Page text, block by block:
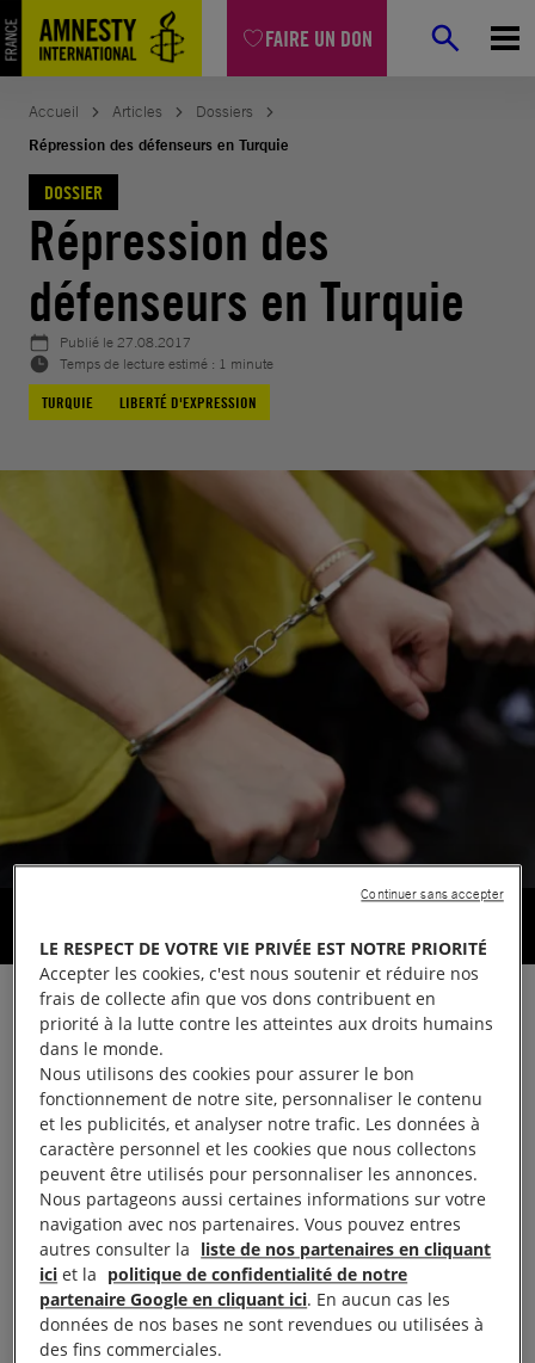
FAIRE UN DON
Aller
au
contenu
Accueil Articles
Dossiers
Répression des défenseurs en Turquie
DOSSIER
Répression des
défenseurs en Turquie
Publié le27.08.2017
Temps de lecture estimé : 1 minute
TURQUIE
LIBERTÉ D'EXPRESSION
Action d'Amnesty International France devant l'ambassade de Turquie en
© Christophe Meier
En moins d’un mois, deux dirigeants
d’Amnesty Turquie ont été touchés par
la terrible répression qui s’abat contre
la société civile en Turquie.
Après l’arrestation du président d’Amnesty Turquie,
c’est au tour de la dirigeante d’Amnesty Turquie
mais aussi de 9 autres défenseurs des droits
humains de subir la terrible répression en Turquie.
Ces attaques à l’encontre des défenseurs des droits
LE RESPECT DE VOTRE VIE PRIVÉE EST NOTRE PRIORITÉ
Accepter les cookies, c'est nous soutenir et réduire nos
frais de collecte afin que vos dons contribuent en
priorité à la lutte contre les atteintes aux droits humains
dans le monde.
Nous utilisons des cookies pour assurer le bon
fonctionnement de notre site, personnaliser le contenu
et les publicités, et analyser notre trafic. Les données à
caractère personnel et les cookies que nous collectons
peuvent être utilisés pour personnaliser les annonces.
Nous partageons aussi certaines informations sur votre
navigation avec nos partenaires. Vous pouvez entres
autres consulter la liste de nos partenaires en cliquant
ici et la politique de confidentialité de notre
partenaire Google en cliquant ici. En aucun cas les
données de nos bases ne sont revendues ou utilisées à
des fins commerciales.
Continuer sans accepter